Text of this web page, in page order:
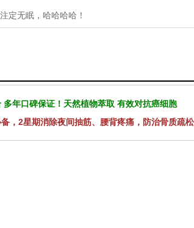
定无眠，哈哈哈哈！
多年口碑保证！天然植物萃取 有效对抗癌细胞
，2星期消除夜间抽筋、腰背疼痛，防治骨质疏